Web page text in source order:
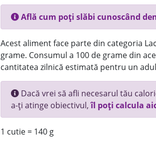
Află cum poți slăbi cunoscând
Acest aliment face parte din categoria
grame. Consumul a 100 de grame din
cantitatea zilnică estimată pentru un
Dacă vrei să afli necesarul tău
a-ți atinge obiectivul,îl poți calcula
1 cutie = 140 g